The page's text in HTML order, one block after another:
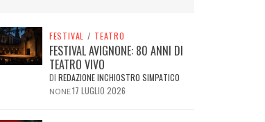
FESTIVAL / TEATRO
FESTIVAL AVIGNONE: 80 ANNI DI
TEATRO VIVO
DI REDAZIONE INCHIOSTRO SIMPATICO
NONE17 LUGLIO 2026